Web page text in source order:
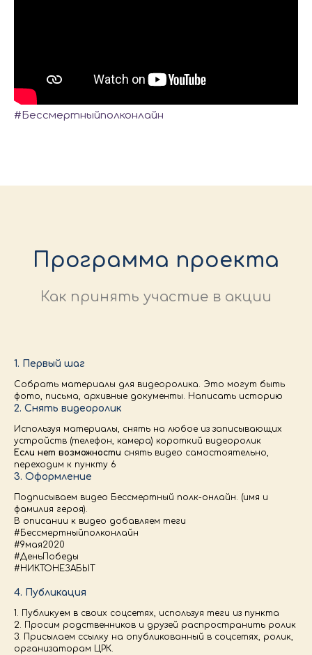
#Бессмертныйполконлайн
Программа проекта
Как принять участие в акции
1. Первый шаг
Собрать материалы для видеоролика. Это могут быть
фото, письма, архивные документы. Написать историю
2. Снять видеоролик
Используя материалы, снять на любое из записывающих
устройств (телефон, камера) короткий видеоролик
Если нет возможности снять видео самостоятельно,
переходим к пункту 6
3. Оформление
Подписываем видео Бессмертный полк-онлайн. (имя и
фамилия героя).
В описании к видео добавляем теги
#Бессмертныйполконлайн
#9мая2020
#ДеньПобеды
#НИКТОНЕЗАБЫТ
4. Публикация
1. Публикуем в своих соцсетях, используя теги из пункта
2. Просим родственников и друзей распространить ролик
3. Присылаем ссылку на опубликованный в соцсетях, ролик,
организаторам ЦРК.